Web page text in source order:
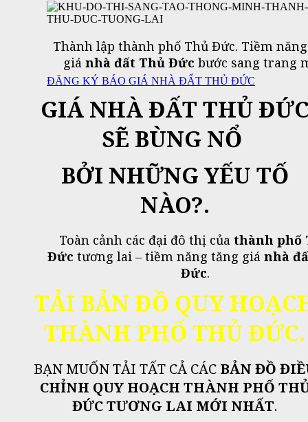
Thành lập thành phố Thủ Đức. Tiềm
giá nhà đất Thủ Đức bước sang trang
ĐĂNG KÝ BÁO GIÁ NHÀ ĐẤT THỦ ĐỨC
GIÁ NHÀ ĐẤT THỦ
SẼ BÙNG NỔ
BỞI NHỮNG YẾU TỐ
NÀO?.
Toàn cảnh các đại đô thị của thành phố
Đức tương lai – tiềm năng tăng giá nhà
Đức.
TẢI BẢN ĐỒ QUY
THÀNH PHỐ THỦ ĐỨC.
BẠN MUỐN TẢI TẤT CẢ CÁC BẢN ĐỒ
CHỈNH QUY HOẠCH THÀNH PHỐ
ĐỨC TƯƠNG LAI MỚI NHẤT.